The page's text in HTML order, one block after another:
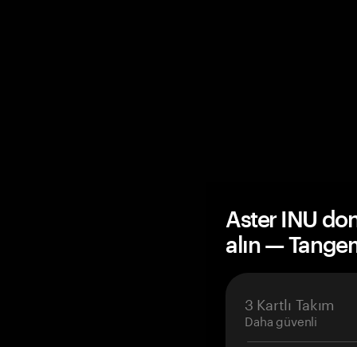
Aster INU
alın —
3 Kartlı Takım
Daha güvenli